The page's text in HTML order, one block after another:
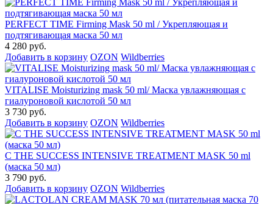
PERFECT TIME Firming Mask 50 ml / Укрепляющая и
подтягивающая маска 50 мл
4 280 руб.
Добавить в корзину OZON Wildberries
VITALISE Moisturizing mask 50 ml/ Маска увлажняющая с
гиалуроновой кислотой 50 мл
3 730 руб.
Добавить в корзину OZON Wildberries
C THE SUCCESS INTENSIVE TREATMENT MASK 50 ml
(маска 50 мл)
3 790 руб.
Добавить в корзину OZON Wildberries